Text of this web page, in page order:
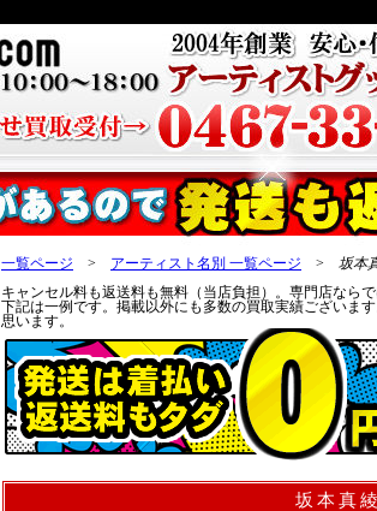
一覧ページ > アーティスト名別 一覧ページ > 坂本
キャンセル料も返送料も無料（当店負担）。専門店なら
下記は一例です。掲載以外にも多数の買取実績ございま
思います。
坂本真